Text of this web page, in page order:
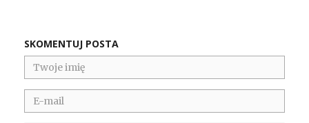
SKOMENTUJ POSTA